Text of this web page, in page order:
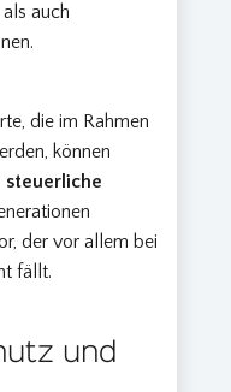
auch
die im Rahmen
können
steuerliche
der vor allem bei
fällt.
und